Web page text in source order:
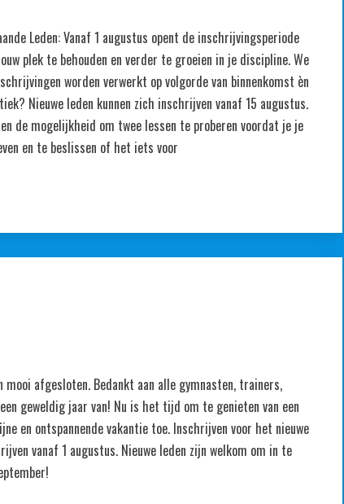
Leden: Vanaf 1 augustus opent de inschrijvingsperiode
plek te behouden en verder te groeien in je discipline. We
worden verwerkt op volgorde van binnenkomst èn
Nieuwe leden kunnen zich inschrijven vanaf 15 augustus.
de mogelijkheid om twee lessen te proberen voordat je je
en te beslissen of het iets voor
afgesloten. Bedankt aan alle gymnasten, trainers,
geweldig jaar van! Nu is het tijd om te genieten van een
en ontspannende vakantie toe. Inschrijven voor het nieuwe
vanaf 1 augustus. Nieuwe leden zijn welkom om in te